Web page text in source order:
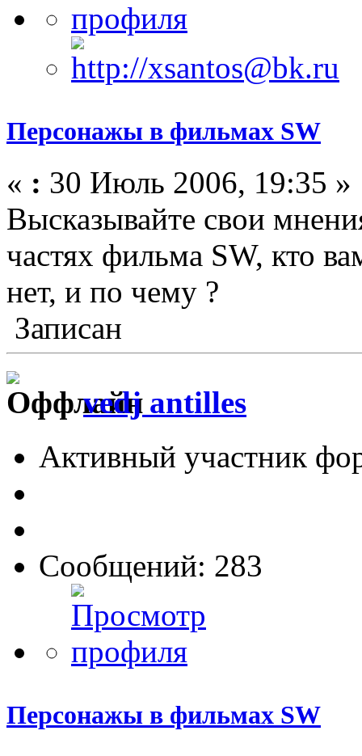
Персонажы в фильмах SW
« : 30 Июль 2006, 19:35 »
Высказывайте свои
частях фильма SW, кто
нет, и по чему ?
Записан
vedj antilles
Активный участник
Сообщений: 283
Персонажы в фильмах SW